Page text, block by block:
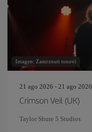
Imagen: Zamrznuti tonovi
21 ago 2026 - 21 ago 2026
Crimson Veil (UK)
Taylor Shure 5 Studios